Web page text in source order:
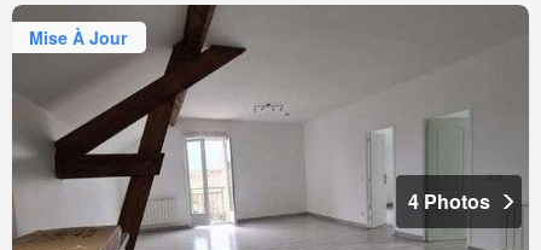
Mise À Jour
4 Photos